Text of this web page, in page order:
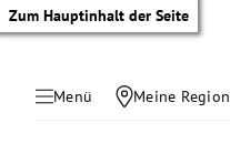
Zum Hauptinhalt der Seite
Menü Meine Region